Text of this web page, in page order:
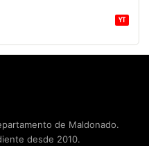
YT
de Maldonado.
desde 2010.